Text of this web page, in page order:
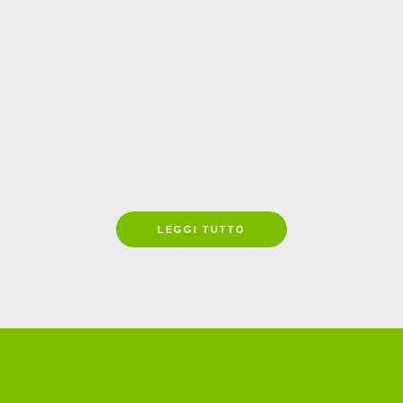
Cornia SpA e Consorzio del Marinaio di
LEGGI TUTTO